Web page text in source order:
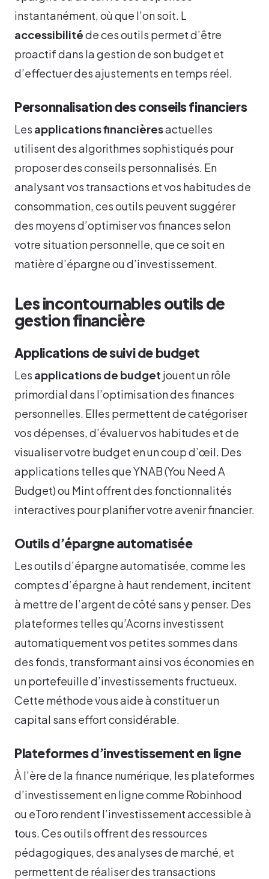
instantanément, où que l’on soit. L
accessibilitéde ces outils permet d’être
proactif dans la gestion de son budget et
d’effectuer des ajustements en temps réel.
Personnalisation des conseils financiers
Les applications financièresactuelles
utilisent des algorithmes sophistiqués pour
proposer des conseils personnalisés. En
analysant vos transactions et vos habitudes de
consommation, ces outils peuvent suggérer
des moyens d’optimiser vos finances selon
votre situation personnelle, que ce soit en
matière d’épargne ou d’investissement.
Les incontournables outils de
gestion financière
Applications de suivi de budget
Les applications de budget jouent un rôle
primordial dans l’optimisation des finances
personnelles. Elles permettent de catégoriser
vos dépenses, d’évaluer vos habitudes et de
visualiser votre budget en un coup d’œil. Des
applications telles que YNAB (You Need A
Budget) ou Mint offrent des fonctionnalités
interactives pour planifier votre avenir financier.
Outils d’épargne automatisée
Les outils d’épargne automatisée, comme les
comptes d’épargne à haut rendement, incitent
à mettre de l’argent de côté sans y penser. Des
plateformes telles qu’Acorns investissent
automatiquement vos petites sommes dans
des fonds, transformant ainsi vos économies en
un portefeuille d’investissements fructueux.
Cette méthode vous aide à constituer un
capital sans effort considérable.
Plateformes d’investissement en ligne
À l’ère de la finance numérique, les plateformes
d’investissement en ligne comme Robinhood
ou eToro rendent l’investissement accessible à
tous. Ces outils offrent des ressources
pédagogiques, des analyses de marché, et
permettent de réaliser des transactions